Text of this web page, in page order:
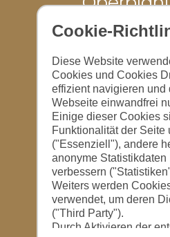
Cookie-
Diese Website
Cookies und Cookies
effizient navigieren und
Webseite einwandfrei
Einige dieser Cookies
Funktionalität der Seite
("Essenziell"), andere
anonyme Statistikdaten
verbessern
Weiters werden
verwendet, um deren
("Third Party").
Durch Aktivieren der
39052
Tel.: (+39)
E-Mail: